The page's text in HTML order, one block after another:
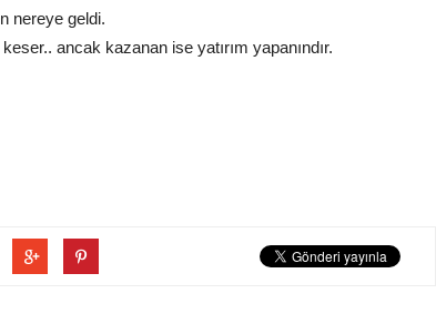
nereye geldi.
ancak kazanan ise yatırım yapanındır.